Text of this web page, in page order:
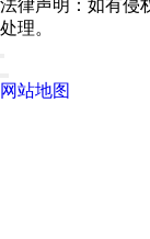
法律声明：如有侵
处理。
网站地图